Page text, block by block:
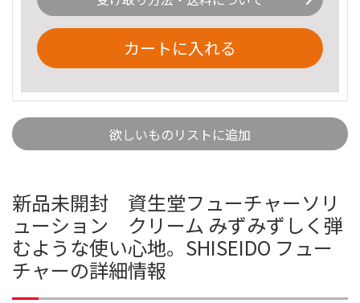
カートに入れる
欲しいものリストに追加
新品未開封 資生堂フューチャーソリ
ューション クリーム みずみずしく弾
むような使い心地。SHISEIDO フュー
チャーの詳細情報